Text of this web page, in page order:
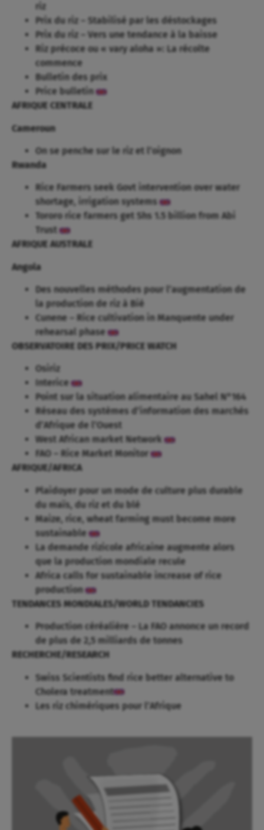
riz
Prix du riz – Stabilisé par les déstockages
Prix du riz – Vers une tendance à la baisse
Riz précoce ou « vary aloha »: La récolte
commence
Bulletin des prix
Price bulletin
AFRIQUE CENTRALE
Cameroun
On se penche sur le riz et l’oignon
Rwanda
Rice Farmers seek Govt intervention over water
shortage, irrigation systems
Tororo rice farmers get Shs 1.5 billion from Abi
Trust
AFRIQUE AUSTRALE
Angola
Des nouvelles méthodes pour l’augmentation de
la production de riz à Bié
Cunene – Rice cultivation in Manquente under
rehearsal phase
OBSERVATOIRE DES PRIX/PRICE WATCH
Osiriz
Interice
Point sur la situation alimentaire au Sahel N°164
Réseau des systèmes d’information des marchés
d’Afrique de l’Ouest
West African market Network
FAO – Rice Market Monitor
AFRIQUE/AFRICA
Plaidoyer pour un mode de culture plus durable
du maïs, du riz et du blé
Maize, rice, wheat farming must become more
sustainable
La demande rizicole africaine augmente alors
que la production mondiale recule
Africa calls for sustainable increase of rice
production
TENDANCES MONDIALES/WORLD TENDANCIES
Production céréalière – La FAO annonce un record
de plus de 2,5 milliards de tonnes
RECHERCHE/RESEARCH
Swiss Scientists find rice better alternative to
Cholera treatment
Les riz chimériques pour l’Afrique